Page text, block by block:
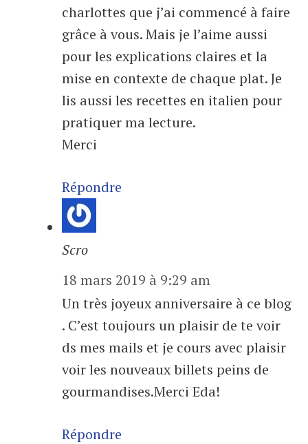
charlottes que j’ai commencé à faire
grâce à vous. Mais je l’aime aussi
pour les explications claires et la
mise en contexte de chaque plat. Je
lis aussi les recettes en italien pour
pratiquer ma lecture.
Merci
Répondre
Scro
18 mars 2019 à 9:29 am
Un très joyeux anniversaire à ce blog
. C’est toujours un plaisir de te voir
ds mes mails et je cours avec plaisir
voir les nouveaux billets peins de
gourmandises.Merci Eda!
Répondre